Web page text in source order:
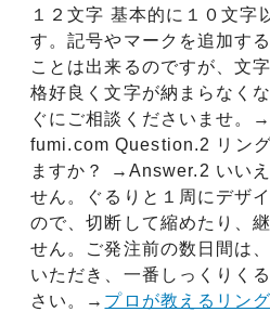
#19
#20
#21
１２文字 基本的に１０文字
す。記号やマークを追加す
ことは出来るのですが、文
格好良く文字が納まらなく
ぐにご相談くださいませ
fumi.com Question.2 リン
ますか？ →Answer.2 いい
せん。ぐるりと１周にデザ
ので、切断して縮めたり、
せん。ご発注前の数日間は
いただき、一番しっくりく
さい。→ プロが教えるリン